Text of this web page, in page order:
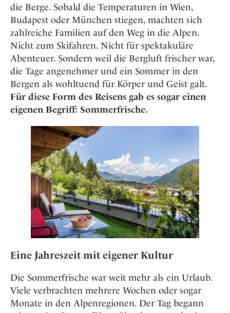
Österreich
Portugal
Schweden
Spanien
Schweiz
USA
Adventkalender
die Berge. Sobald die Temperaturen in Wien,
Budapest oder München stiegen, machten sich
zahlreiche Familien auf den Weg in die Alpen.
Nicht zum Skifahren. Nicht für spektakuläre
Abenteuer. Sondern weil die Bergluft frischer war,
die Tage angenehmer und ein Sommer in den
Bergen als wohltuend für Körper und Geist galt.
Für diese Form des Reisens gab es sogar einen
eigenen Begriff: Sommerfrische.
Eine Jahreszeit mit eigener Kultur
Die Sommerfrische war weit mehr als ein Urlaub.
Viele verbrachten mehrere Wochen oder sogar
Monate in den Alpenregionen. Der Tag begann